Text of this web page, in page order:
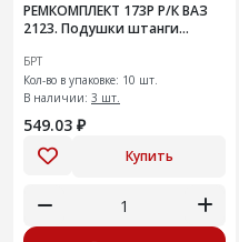
РЕМКОМПЛЕКТ 173Р Р/К ВАЗ
2123. Подушки штанги
стабилизатора10шт(заказ)
БРТ
Кол-во в упаковке: 10 шт.
В наличии: 3 шт.
549.03 ₽
Купить